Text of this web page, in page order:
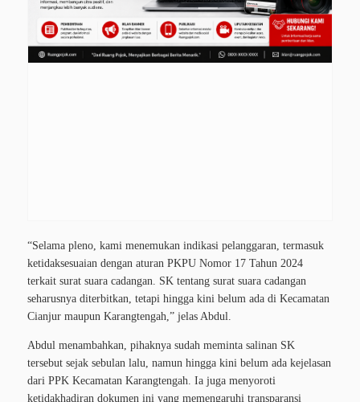
“Selama pleno, kami menemukan indikasi pelanggaran, termasuk
ketidaksesuaian dengan aturan PKPU Nomor 17 Tahun 2024
terkait surat suara cadangan. SK tentang surat suara cadangan
seharusnya diterbitkan, tetapi hingga kini belum ada di Kecamatan
Cianjur maupun Karangtengah,” jelas Abdul.
Abdul menambahkan, pihaknya sudah meminta salinan SK
tersebut sejak sebulan lalu, namun hingga kini belum ada kejelasan
dari PPK Kecamatan Karangtengah. Ia juga menyoroti
ketidakhadiran dokumen ini yang memengaruhi transparansi